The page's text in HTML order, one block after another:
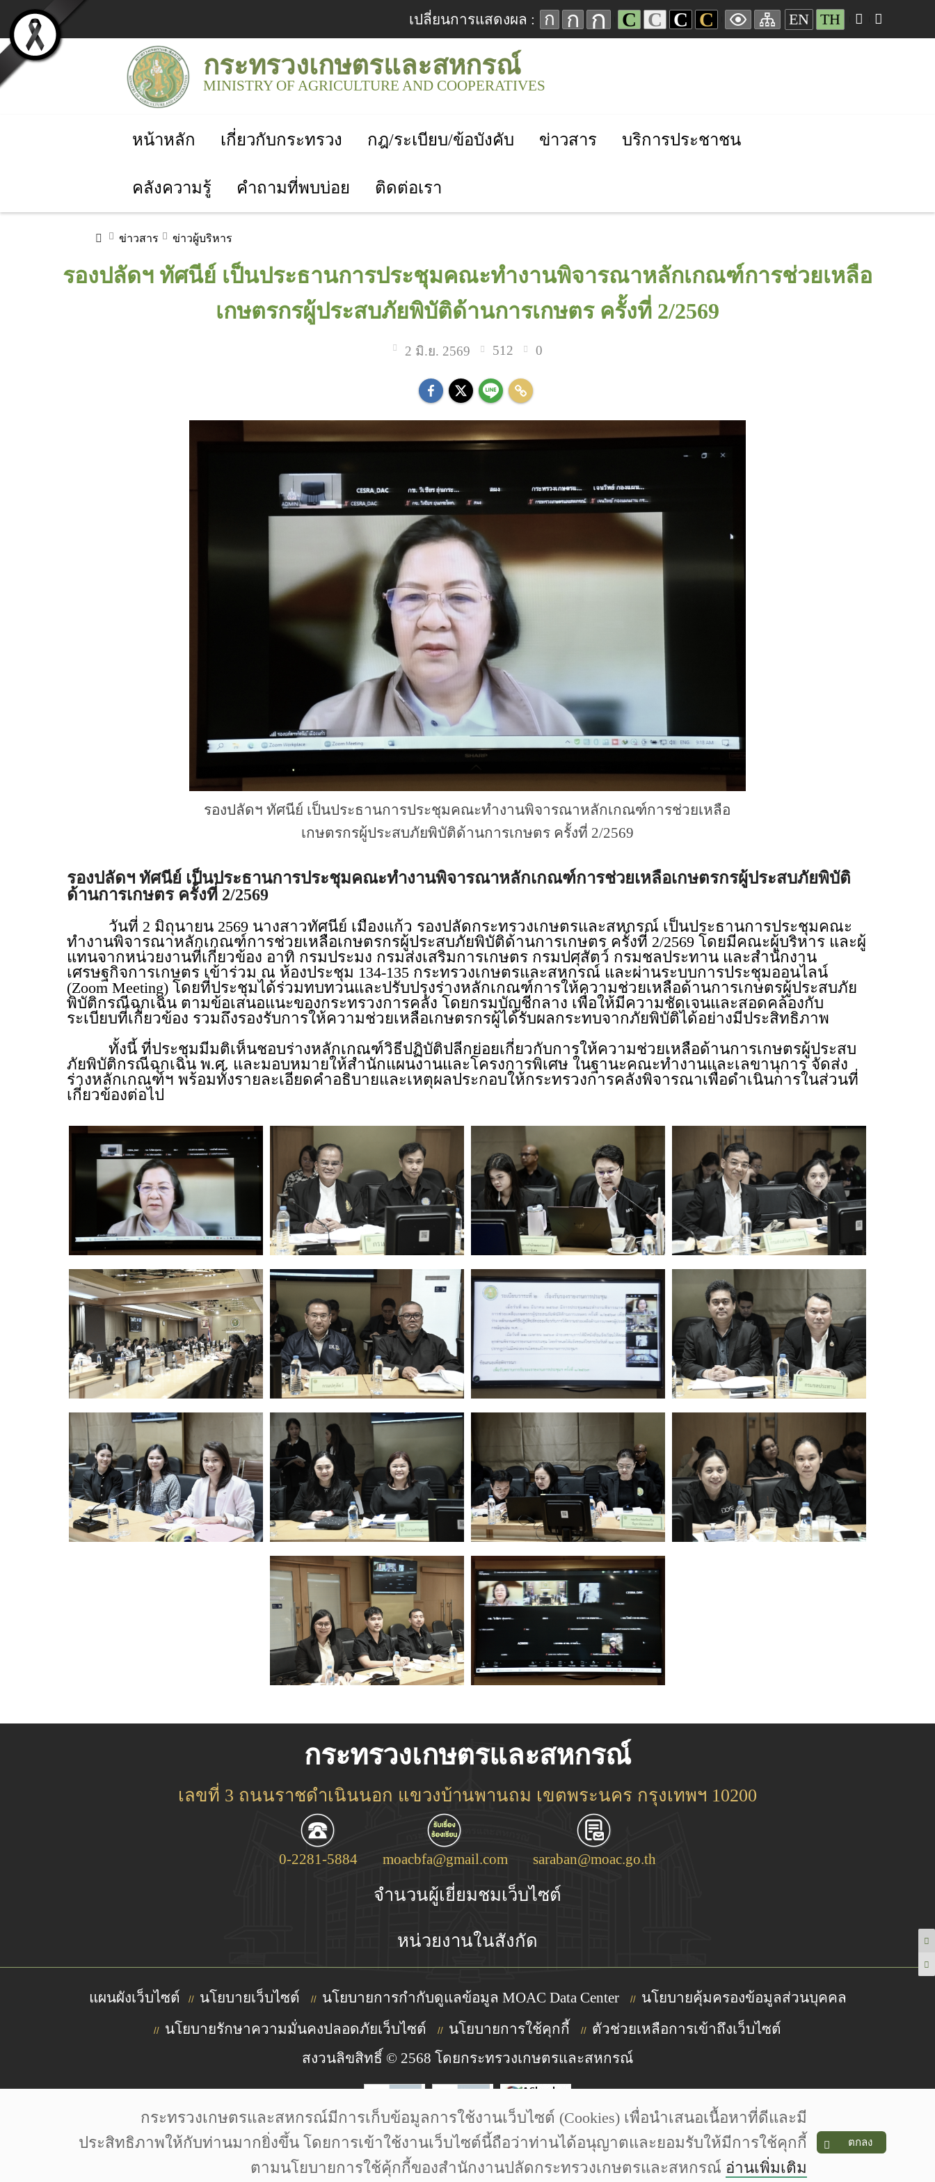
เปลี่ยนการแสดงผล : ก ก ก C C C C EN TH
กระทรวงเกษตรและสหกรณ์
MINISTRY OF AGRICULTURE AND COOPERATIVES
หน้าหลัก เกี่ยวกับกระทรวง กฎ/ระเบียบ/ข้อบังคับ ข่าวสาร บริการประชาชน
คลังความรู้ คำถามที่พบบ่อย ติดต่อเรา
ข่าวสาร ข่าวผู้บริหาร
รองปลัดฯ ทัศนีย์ เป็นประธานการประชุมคณะทำงานพิจารณาหลักเกณฑ์การช่วยเหลือ
เกษตรกรผู้ประสบภัยพิบัติด้านการเกษตร ครั้งที่ 2/2569
2 มิ.ย. 2569 512 0
รองปลัดฯ ทัศนีย์ เป็นประธานการประชุมคณะทำงานพิจารณาหลักเกณฑ์การช่วยเหลือ
เกษตรกรผู้ประสบภัยพิบัติด้านการเกษตร ครั้งที่ 2/2569
รองปลัดฯ ทัศนีย์ เป็นประธานการประชุมคณะทำงานพิจารณาหลักเกณฑ์การช่วยเหลือเกษตรกรผู้ประสบภัยพิบัติ
ด้านการเกษตร ครั้งที่ 2/2569
วันที่ 2 มิถุนายน 2569 นางสาวทัศนีย์ เมืองแก้ว รองปลัดกระทรวงเกษตรและสหกรณ์ เป็นประธานการประชุมคณะ
ทำงานพิจารณาหลักเกณฑ์การช่วยเหลือเกษตรกรผู้ประสบภัยพิบัติด้านการเกษตร ครั้งที่ 2/2569 โดยมีคณะผู้บริหาร และผู้
แทนจากหน่วยงานที่เกี่ยวข้อง อาทิ กรมประมง กรมส่งเสริมการเกษตร กรมปศุสัตว์ กรมชลประทาน และสำนักงาน
เศรษฐกิจการเกษตร เข้าร่วม ณ ห้องประชุม 134-135 กระทรวงเกษตรและสหกรณ์ และผ่านระบบการประชุมออนไลน์
(Zoom Meeting) โดยที่ประชุมได้ร่วมทบทวนและปรับปรุงร่างหลักเกณฑ์การให้ความช่วยเหลือด้านการเกษตรผู้ประสบภัย
พิบัติกรณีฉุกเฉิน ตามข้อเสนอแนะของกระทรวงการคลัง โดยกรมบัญชีกลาง เพื่อให้มีความชัดเจนและสอดคล้องกับ
ระเบียบที่เกี่ยวข้อง รวมถึงรองรับการให้ความช่วยเหลือเกษตรกรผู้ได้รับผลกระทบจากภัยพิบัติได้อย่างมีประสิทธิภาพ
ทั้งนี้ ที่ประชุมมีมติเห็นชอบร่างหลักเกณฑ์วิธีปฏิบัติปลีกย่อยเกี่ยวกับการให้ความช่วยเหลือด้านการเกษตรผู้ประสบ
ภัยพิบัติกรณีฉุกเฉิน พ.ศ. และมอบหมายให้สำนักแผนงานและโครงการพิเศษ ในฐานะคณะทำงานและเลขานุการ จัดส่ง
ร่างหลักเกณฑ์ฯ พร้อมทั้งรายละเอียดคำอธิบายและเหตุผลประกอบให้กระทรวงการคลังพิจารณาเพื่อดำเนินการในส่วนที่
เกี่ยวข้องต่อไป
กระทรวงเกษตรและสหกรณ์
เลขที่ 3 ถนนราชดำเนินนอก แขวงบ้านพานถม เขตพระนคร กรุงเทพฯ 10200
0-2281-5884 moacbfa@gmail.com saraban@moac.go.th
จำนวนผู้เยี่ยมชมเว็บไซต์
หน่วยงานในสังกัด
แผนผังเว็บไซต์ // นโยบายเว็บไซต์ // นโยบายการกำกับดูแลข้อมูล MOAC Data Center // นโยบายคุ้มครองข้อมูลส่วนบุคคล
// นโยบายรักษาความมั่นคงปลอดภัยเว็บไซต์ // นโยบายการใช้คุกกี้ // ตัวช่วยเหลือการเข้าถึงเว็บไซต์
สงวนลิขสิทธิ์ © 2568 โดยกระทรวงเกษตรและสหกรณ์
Font by: f0nt | Image by: Pixabay | Pexels | Unsplash | Photoontour | wikipedia Designed by Freepik | Icon made by www.flaticon.com is licensed by CC 3.0 BY | pngtree.com
กระทรวงเกษตรและสหกรณ์มีการเก็บข้อมูลการใช้งานเว็บไซต์ (Cookies) เพื่อนำเสนอเนื้อหาที่ดีและมี
ประสิทธิภาพให้กับท่านมากยิ่งขึ้น โดยการเข้าใช้งานเว็บไซต์นี้ถือว่าท่านได้อนุญาตและยอมรับให้มีการใช้คุกกี้
ตามนโยบายการใช้คุ้กกี้ของสำนักงานปลัดกระทรวงเกษตรและสหกรณ์ อ่านเพิ่มเติม
ตกลง